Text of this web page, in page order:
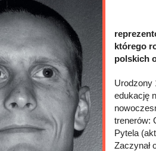
którego
polskich
Urodzony
edukację
trenerów:
Pytela
Zaczynał